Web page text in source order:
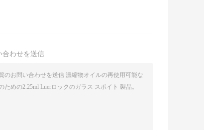
合わせを送信